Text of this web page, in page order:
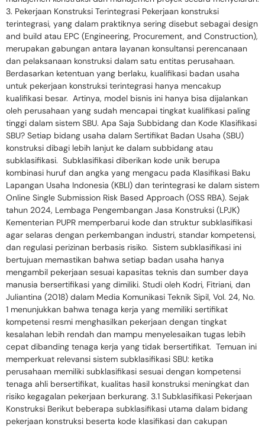
3. Pekerjaan Konstruksi Terintegrasi Pekerjaan konstruksi
terintegrasi, yang dalam praktiknya sering disebut sebagai design
and build atau EPC (Engineering, Procurement, and Construction),
merupakan gabungan antara layanan konsultansi perencanaan
dan pelaksanaan konstruksi dalam satu entitas perusahaan.
Berdasarkan ketentuan yang berlaku, kualifikasi badan usaha
untuk pekerjaan konstruksi terintegrasi hanya mencakup
kualifikasi besar. Artinya, model bisnis ini hanya bisa dijalankan
oleh perusahaan yang sudah mencapai tingkat kualifikasi paling
tinggi dalam sistem SBU. Apa Saja Subbidang dan Kode Klasifikasi
SBU? Setiap bidang usaha dalam Sertifikat Badan Usaha (SBU)
konstruksi dibagi lebih lanjut ke dalam subbidang atau
subklasifikasi. Subklasifikasi diberikan kode unik berupa
kombinasi huruf dan angka yang mengacu pada Klasifikasi Baku
Lapangan Usaha Indonesia (KBLI) dan terintegrasi ke dalam sistem
Online Single Submission Risk Based Approach (OSS RBA). Sejak
tahun 2024, Lembaga Pengembangan Jasa Konstruksi (LPJK)
Kementerian PUPR memperbarui kode dan struktur subklasifikasi
agar selaras dengan perkembangan industri, standar kompetensi,
dan regulasi perizinan berbasis risiko. Sistem subklasifikasi ini
bertujuan memastikan bahwa setiap badan usaha hanya
mengambil pekerjaan sesuai kapasitas teknis dan sumber daya
manusia bersertifikasi yang dimiliki. Studi oleh Kodri, Fitriani, dan
Juliantina (2018) dalam Media Komunikasi Teknik Sipil, Vol. 24, No.
1 menunjukkan bahwa tenaga kerja yang memiliki sertifikat
kompetensi resmi menghasilkan pekerjaan dengan tingkat
kesalahan lebih rendah dan mampu menyelesaikan tugas lebih
cepat dibanding tenaga kerja yang tidak bersertifikat. Temuan ini
memperkuat relevansi sistem subklasifikasi SBU: ketika
perusahaan memiliki subklasifikasi sesuai dengan kompetensi
tenaga ahli bersertifikat, kualitas hasil konstruksi meningkat dan
risiko kegagalan pekerjaan berkurang. 3.1 Subklasifikasi Pekerjaan
Konstruksi Berikut beberapa subklasifikasi utama dalam bidang
pekerjaan konstruksi beserta kode klasifikasi dan cakupan